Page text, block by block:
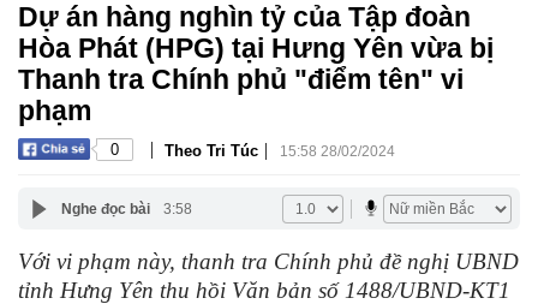
Dự án hàng nghìn tỷ của Tập đoàn
Hòa Phát (HPG) tại Hưng Yên vừa bị
Thanh tra Chính phủ "điểm tên" vi
phạm
0 | Theo Tri Túc | 15:58 28/02/2024
Nghe đọc bài 3:58
Với vi phạm này, thanh tra Chính phủ đề nghị UBND
tỉnh Hưng Yên thu hồi Văn bản số 1488/UBND-KT1